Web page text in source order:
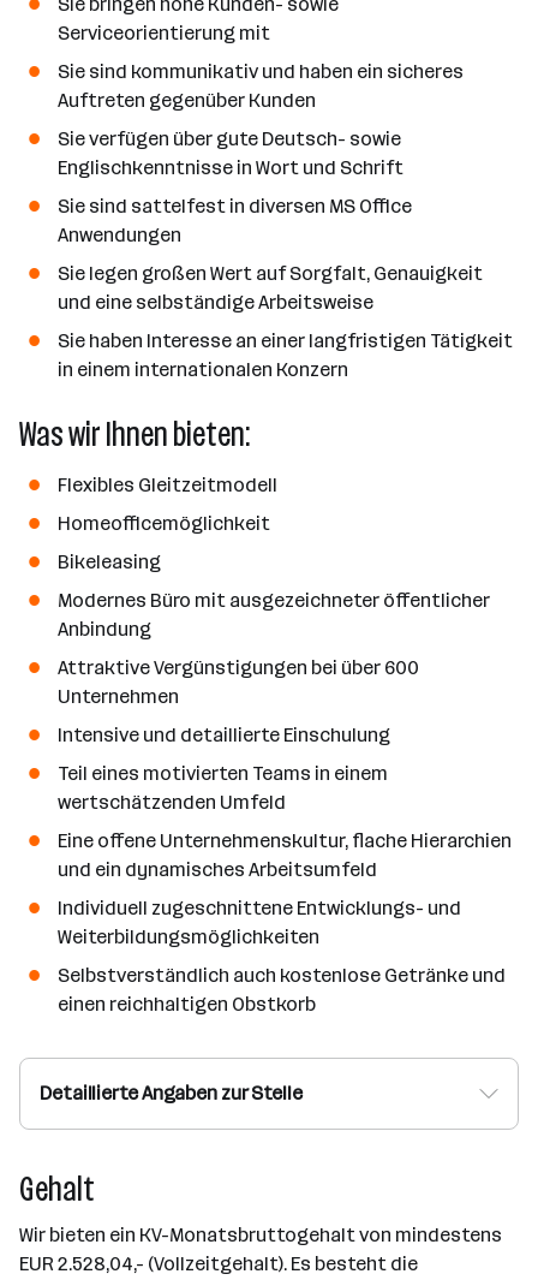
Serviceorientierung mit
Sie sind kommunikativ und haben ein sicheres
Auftreten gegenüber Kunden
Sie verfügen über gute Deutsch- sowie
Englischkenntnisse in Wort und Schrift
Sie sind sattelfest in diversen MS Office
Anwendungen
Sie legen großen Wert auf Sorgfalt, Genauigkeit
und eine selbständige Arbeitsweise
Sie haben Interesse an einer langfristigen Tätigkeit
in einem internationalen Konzern
Was wir Ihnen bieten:
Flexibles Gleitzeitmodell
Homeofficemöglichkeit
Bikeleasing
Modernes Büro mit ausgezeichneter öffentlicher
Anbindung
Attraktive Vergünstigungen bei über 600
Unternehmen
Intensive und detaillierte Einschulung
Teil eines motivierten Teams in einem
wertschätzenden Umfeld
Eine offene Unternehmenskultur, flache Hierarchien
und ein dynamisches Arbeitsumfeld
Individuell zugeschnittene Entwicklungs- und
Weiterbildungsmöglichkeiten
Selbstverständlich auch kostenlose Getränke und
einen reichhaltigen Obstkorb
Detaillierte Angaben zur Stelle
Gehalt
Wir bieten ein KV-Monatsbruttogehalt von mindestens
EUR 2.528,04,- (Vollzeitgehalt). Es besteht die